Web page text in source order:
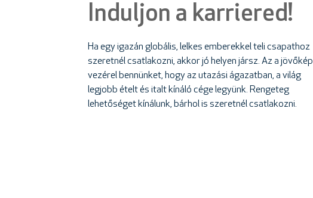
Induljon a karriered!
Ha egy igazán globális, lelkes emberekkel teli csapathoz
szeretnél csatlakozni, akkor jó helyen jársz. Az a jövőkép
vezérel bennünket, hogy az utazási ágazatban, a világ
legjobb ételt és italt kínáló cége legyünk. Rengeteg
lehetőséget kínálunk, bárhol is szeretnél csatlakozni.